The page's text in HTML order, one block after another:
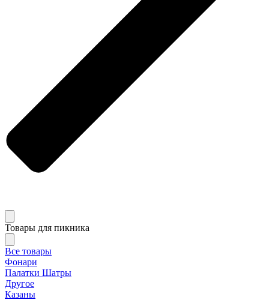
Товары для пикника
Все товары
Фонари
Палатки Шатры
Другое
Казаны